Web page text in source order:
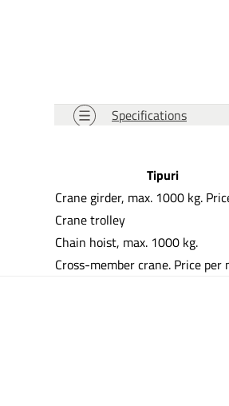
Specifications
Tipuri
Crane girder, max. 1000 kg.
Crane trolley
Chain hoist, max. 1000 kg.
Cross-member crane. Price per